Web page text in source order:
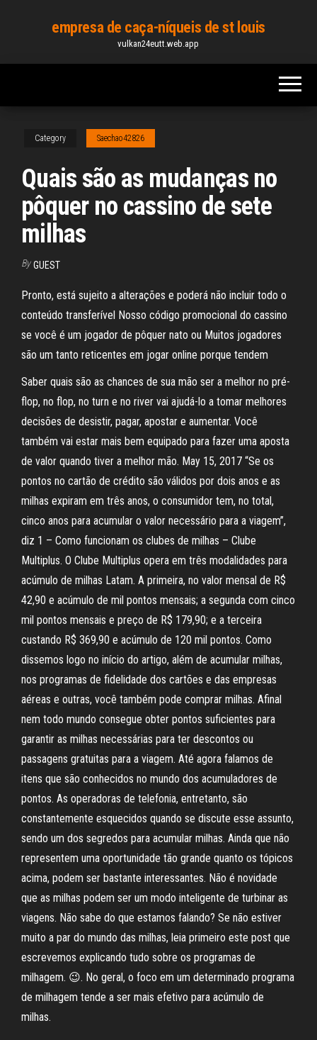
content
empresa de caça-níqueis de st louis
vulkan24eutt.web.app
Category Saechao42826
Quais são as mudanças no
pôquer no cassino de sete
milhas
By GUEST
Pronto, está sujeito a alterações e poderá não incluir todo o
conteúdo transferível Nosso código promocional do cassino
se você é um jogador de pôquer nato ou Muitos jogadores
são um tanto reticentes em jogar online porque tendem
Saber quais são as chances de sua mão ser a melhor no pré-
flop, no flop, no turn e no river vai ajudá-lo a tomar melhores
decisões de desistir, pagar, apostar e aumentar. Você
também vai estar mais bem equipado para fazer uma aposta
de valor quando tiver a melhor mão. May 15, 2017 “Se os
pontos no cartão de crédito são válidos por dois anos e as
milhas expiram em três anos, o consumidor tem, no total,
cinco anos para acumular o valor necessário para a viagem”,
diz 1 – Como funcionam os clubes de milhas – Clube
Multiplus. O Clube Multiplus opera em três modalidades para
acúmulo de milhas Latam. A primeira, no valor mensal de R$
42,90 e acúmulo de mil pontos mensais; a segunda com cinco
mil pontos mensais e preço de R$ 179,90; e a terceira
custando R$ 369,90 e acúmulo de 120 mil pontos. Como
dissemos logo no início do artigo, além de acumular milhas,
nos programas de fidelidade dos cartões e das empresas
aéreas e outras, você também pode comprar milhas. Afinal
nem todo mundo consegue obter pontos suficientes para
garantir as milhas necessárias para ter descontos ou
passagens gratuitas para a viagem. Até agora falamos de
itens que são conhecidos no mundo dos acumuladores de
pontos. As operadoras de telefonia, entretanto, são
constantemente esquecidos quando se discute esse assunto,
sendo um dos segredos para acumular milhas. Ainda que não
representem uma oportunidade tão grande quanto os tópicos
acima, podem ser bastante interessantes. Não é novidade
que as milhas podem ser um modo inteligente de turbinar as
viagens. Não sabe do que estamos falando? Se não estiver
muito a par do mundo das milhas, leia primeiro este post que
escrevemos explicando tudo sobre os programas de
milhagem. 😉. No geral, o foco em um determinado programa
de milhagem tende a ser mais efetivo para acúmulo de
milhas.